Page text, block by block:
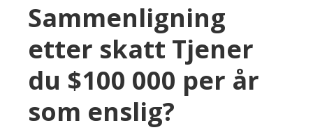
Sammenligning
etter skatt Tjener
du $100 000 per år
som enslig?